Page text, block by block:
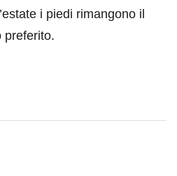
i piedi rimangono il
preferito.